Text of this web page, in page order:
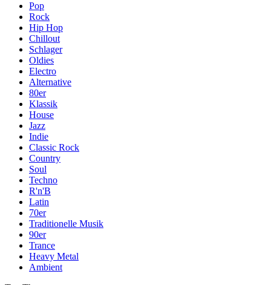
Pop
Rock
Hip Hop
Chillout
Schlager
Oldies
Electro
Alternative
80er
Klassik
House
Jazz
Indie
Classic Rock
Country
Soul
Techno
R'n'B
Latin
70er
Traditionelle Musik
90er
Trance
Heavy Metal
Ambient